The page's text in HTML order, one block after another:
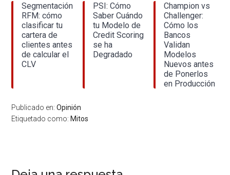
Segmentación
RFM: cómo
clasificar tu
cartera de
clientes antes
de calcular el
CLV
PSI: Cómo
Saber Cuándo
tu Modelo de
Credit Scoring
se ha
Degradado
Champion vs
Challenger:
Cómo los
Bancos
Validan
Modelos
Nuevos antes
de Ponerlos
en Producción
Publicado en:Opinión
Etiquetado como: Mitos